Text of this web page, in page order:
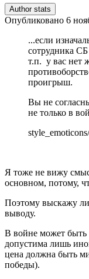
Author stats
Опубликовано 6
...если
сотрудника СБ
т.п. у вас нет
проигрыш.
Вы не
не только в
Я тоже не вижу
основном, потому,
Поэтому выскажу
выводу.
В войне может быть
допустима лишь
цена должна быть
победы).